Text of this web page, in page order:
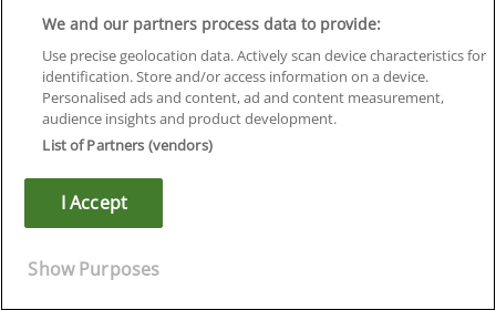
Aviso Legal
Política de Privacidad
Política de Cookies
Canal Ético
Infoempleo
We and our partners process data to provide:
Use precise geolocation data. Actively scan device characteristics for
identification. Store and/or access information on a device.
Personalised ads and content, ad and content measurement,
audience insights and product development.
List of Partners (vendors)
I Accept
Show Purposes